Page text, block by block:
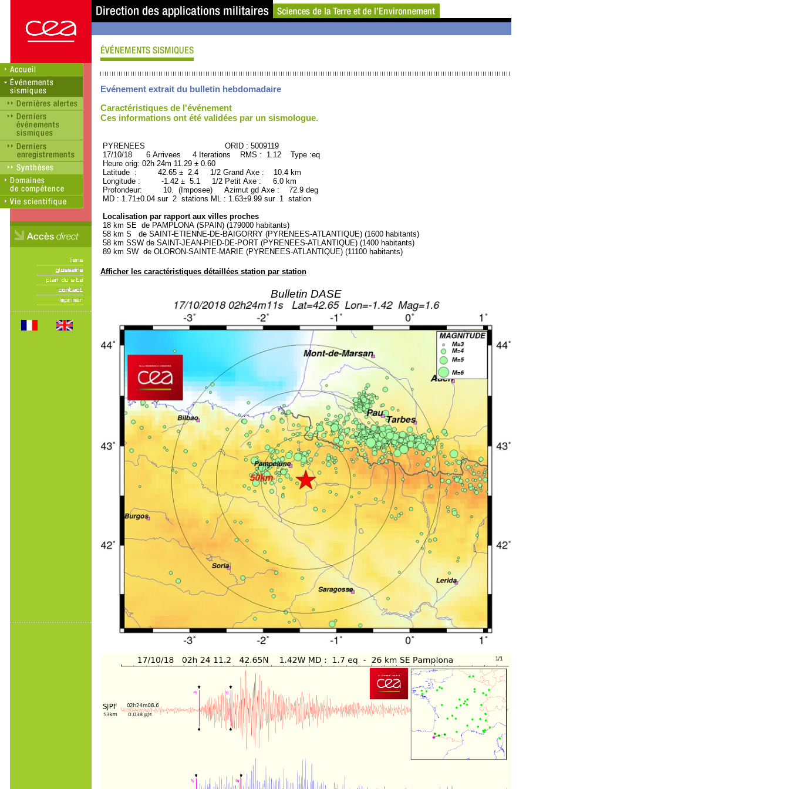
Evénement extrait du bulletin hebdomadaire
Caractéristiques de l'événement
Ces informations ont été validées par un sismologue.
PYRENEES ORID : 5009119
17/10/18 6 Arrivees 4 Iterations RMS : 1.12 Type :eq
Heure orig: 02h 24m 11.29 ± 0.60
Latitude : 42.65 ± 2.4 1/2 Grand Axe : 10.4 km
Longitude : -1.42 ± 5.1 1/2 Petit Axe : 6.0 km
Profondeur: 10. (Imposee) Azimut gd Axe : 72.9 deg
MD : 1.71±0.04 sur 2 stations ML : 1.63±9.99 sur 1 station
Localisation par rapport aux villes proches
18 km SE de PAMPLONA (SPAIN) (179000 habitants)
58 km S de SAINT-ETIENNE-DE-BAIGORRY (PYRENEES-ATLANTIQUE) (1600 habitants)
58 km SSW de SAINT-JEAN-PIED-DE-PORT (PYRENEES-ATLANTIQUE) (1400 habitants)
89 km SW de OLORON-SAINTE-MARIE (PYRENEES-ATLANTIQUE) (11100 habitants)
Afficher les caractéristiques détaillées station par station
Bulletin DASE